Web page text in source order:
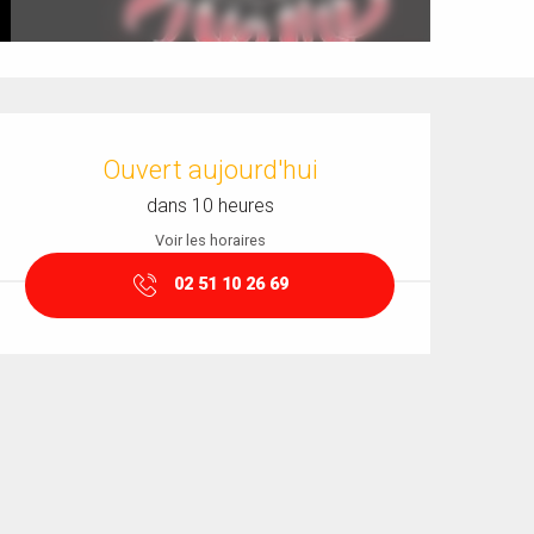
Ouvert aujourd'hui
dans 10 heures
Voir les horaires
02 51 10 26 69